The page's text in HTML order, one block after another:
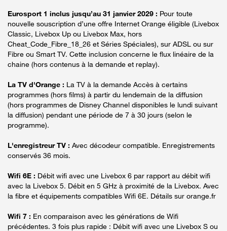
Eurosport 1 inclus jusqu’au 31 janvier 2029 : Pour toute
nouvelle souscription d’une offre Internet Orange éligible (Livebox
Classic, Livebox Up ou Livebox Max, hors
Cheat_Code_Fibre_18_26 et Séries Spéciales), sur ADSL ou sur
Fibre ou Smart TV. Cette inclusion concerne le flux linéaire de la
chaine (hors contenus à la demande et replay).
La TV d'Orange : La TV à la demande Accès à certains
programmes (hors films) à partir du lendemain de la diffusion
(hors programmes de Disney Channel disponibles le lundi suivant
la diffusion) pendant une période de 7 à 30 jours (selon le
programme).
L'enregistreur TV : Avec décodeur compatible. Enregistrements
conservés 36 mois.
Wifi 6E : Débit wifi avec une Livebox 6 par rapport au débit wifi
avec la Livebox 5. Débit en 5 GHz à proximité de la Livebox. Avec
la fibre et équipements compatibles Wifi 6E. Détails sur orange.fr
Wifi 7 : En comparaison avec les générations de Wifi
précédentes. 3 fois plus rapide : Débit wifi avec une Livebox S ou